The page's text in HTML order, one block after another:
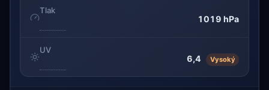
Tlak
1019 hPa
UV
6,4 Vysoký